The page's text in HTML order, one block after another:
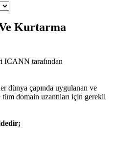
Kurtarma
ICANN tarafından
dünya çapında uygulanan ve
domain uzantıları için gerekli